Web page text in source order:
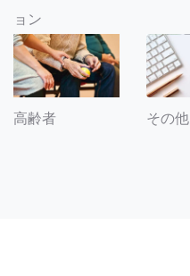
ョン
高齢者 その他